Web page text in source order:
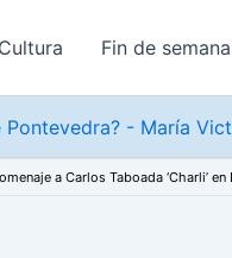
Cultura Fin de semana
- María
a Carlos Taboada ‘Charli’